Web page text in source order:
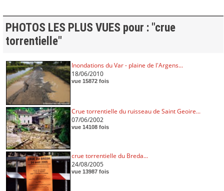
PHOTOS LES PLUS VUES pour : "crue
torrentielle"
Inondations du Var - plaine de l'Argens...
18/06/2010
vue 15872 fois
Crue torrentielle du ruisseau de Saint Geoire...
07/06/2002
vue 14108 fois
crue torrentielle du Breda...
24/08/2005
vue 13987 fois